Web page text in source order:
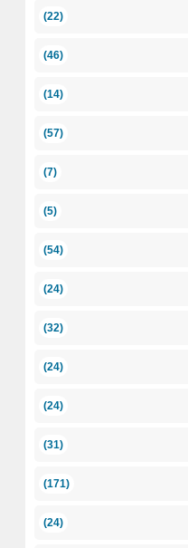
(22)
(46)
(14)
(57)
(7)
(5)
(54)
(24)
(32)
(24)
(24)
(31)
(171)
(24)